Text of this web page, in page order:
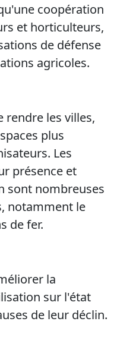
coopération
et horticulteurs,
de défense
agricoles.
rendre les villes,
plus
Les
présence et
sont nombreuses
notamment le
de fer.
la
sur l'état
de leur déclin.